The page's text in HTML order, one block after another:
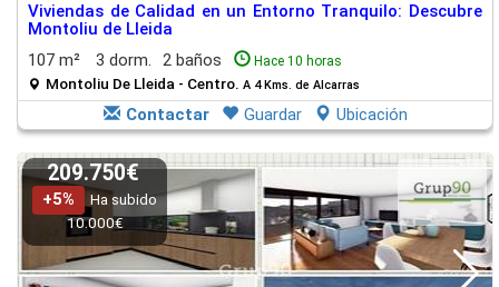
Viviendas de Calidad en un Entorno Tranquilo: Descubre
Montoliu de Lleida
107 m²
3 dorm. 2 baños Hace 10 horas
Montoliu De Lleida - Centro. A 4 Kms. de Alcarras
Contactar Guardar Ubicación
209.750€
+5%
Ha subido
10.000€